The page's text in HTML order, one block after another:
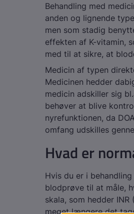
Behandling med
anden og lignende
men som stadig
effekten af K-vitamin,
med til at sikre, at
Medicin af typen
Medicinen hedder
medicin adskiller sig
behøver at blive
nyrefunktionen, da
omfang udskilles
Hvad er
Hvis du er i
blodprøve til at måle,
skala, som hedder INR (
meget længere det